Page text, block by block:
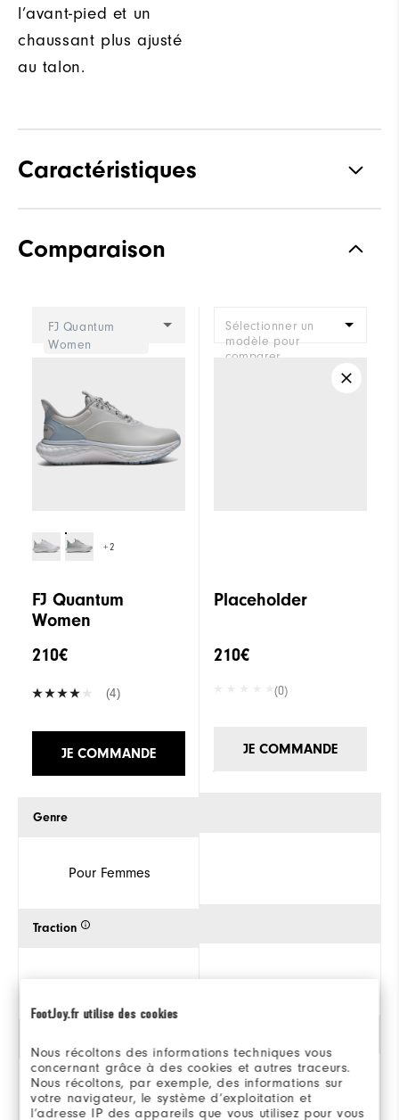
FootJoy.fr utilise des cookies
Nous récoltons des informations techniques vous
concernant grâce à des cookies et autres traceurs.
Nous récoltons, par exemple, des informations sur
votre navigateur, le système d’exploitation et
l’adresse IP des appareils que vous utilisez pour vous
l’avant-pied et un
chaussant plus ajusté
au talon.
Caractéristiques
imperméable
Forme Performa Sport
Adhérence
Stabilité
Amorti
Comparaison
FJ Quantum
Women
+2
FJ Quantum
Women
210€
(4)
JE COMMANDE
Genre
Pour Femmes
Traction
Athlétique
Sélectionner un
modèle pour
comparer.
Placeholder
210€
(0)
JE COMMANDE